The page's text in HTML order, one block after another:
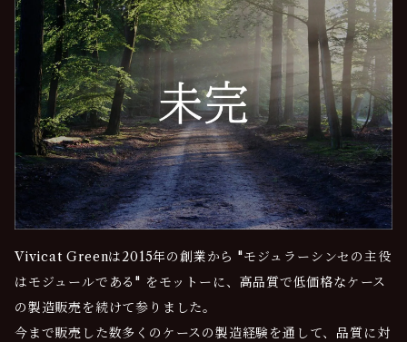
Vivicat Greenは2015年の創業から "モジュラーシンセの主役
はモジュールである" をモットーに、高品質で低価格なケース
の製造販売を続けて参りました。
今まで販売した数多くのケースの製造経験を通して、品質に対